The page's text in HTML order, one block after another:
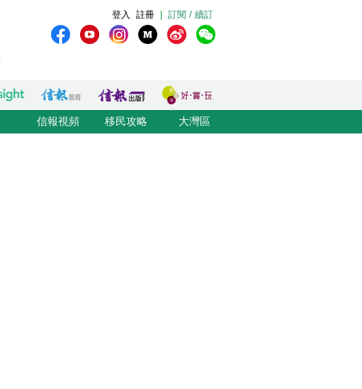
訂閱 / 續訂
註冊
登入
信報視頻 移民攻略 大灣區